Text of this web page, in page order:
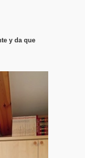
y da que